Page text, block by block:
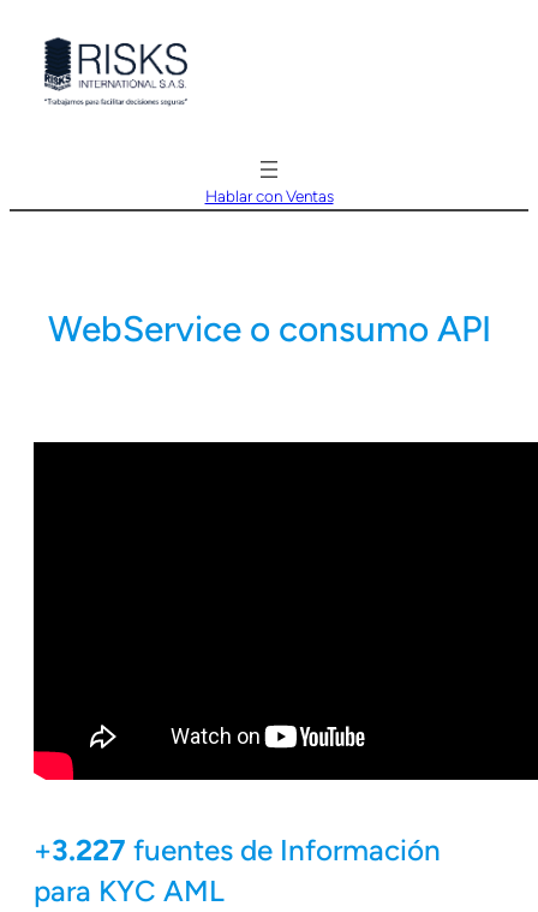
contenido
Hablar con Ventas
WebService o consumo API
+3.227 fuentes de Información
para KYC AML